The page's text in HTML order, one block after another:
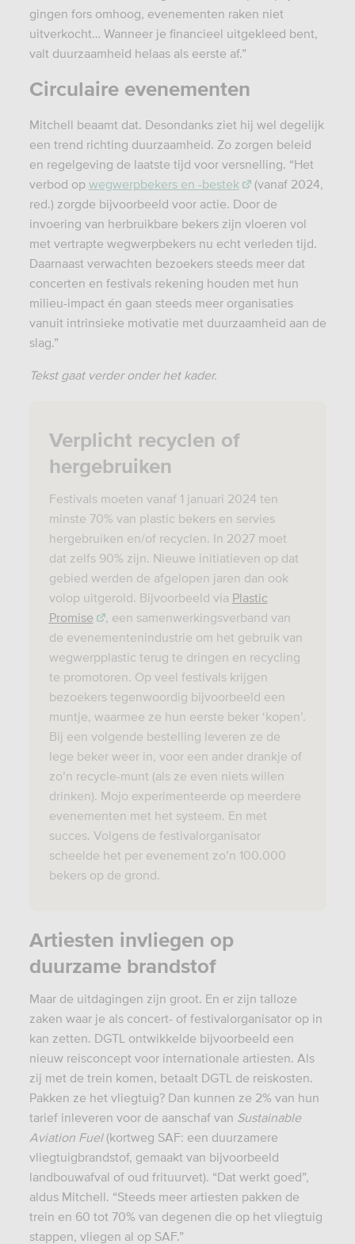
gingen fors omhoog, evenementen raken niet
uitverkocht… Wanneer je financieel uitgekleed bent,
valt duurzaamheid helaas als eerste af.”
Circulaire evenementen
Mitchell beaamt dat. Desondanks ziet hij wel degelijk
een trend richting duurzaamheid. Zo zorgen beleid
en regelgeving de laatste tijd voor versnelling. “Het
verbod op wegwerpbekers en -bestek
(vanaf 2024,
red.) zorgde bijvoorbeeld voor actie. Door de
invoering van herbruikbare bekers zijn vloeren vol
met vertrapte wegwerpbekers nu echt verleden tijd.
Daarnaast verwachten bezoekers steeds meer dat
concerten en festivals rekening houden met hun
milieu-impact én gaan steeds meer organisaties
vanuit intrinsieke motivatie met duurzaamheid aan de
slag.”
Tekst gaat verder onder het kader.
Verplicht recyclen of
hergebruiken
Festivals moeten vanaf 1 januari 2024 ten
minste 70% van plastic bekers en servies
hergebruiken en/of recyclen. In 2027 moet
dat zelfs 90% zijn. Nieuwe initiatieven op dat
gebied werden de afgelopen jaren dan ook
volop uitgerold. Bijvoorbeeld via Plastic
Promise
, een samenwerkingsverband van
de evenementenindustrie om het gebruik van
wegwerpplastic terug te dringen en recycling
te promotoren. Op veel festivals krijgen
bezoekers tegenwoordig bijvoorbeeld een
muntje, waarmee ze hun eerste beker ‘kopen’.
Bij een volgende bestelling leveren ze de
lege beker weer in, voor een ander drankje of
zo’n recycle-munt (als ze even niets willen
drinken). Mojo experimenteerde op meerdere
evenementen met het systeem. En met
succes. Volgens de festivalorganisator
scheelde het per evenement zo’n 100.000
bekers op de grond.
Artiesten invliegen op
duurzame brandstof
Maar de uitdagingen zijn groot. En er zijn talloze
zaken waar je als concert- of festivalorganisator op in
kan zetten. DGTL ontwikkelde bijvoorbeeld een
nieuw reisconcept voor internationale artiesten. Als
zij met de trein komen, betaalt DGTL de reiskosten.
Pakken ze het vliegtuig? Dan kunnen ze 2% van hun
tarief inleveren voor de aanschaf van Sustainable
Aviation Fuel(kortweg SAF: een duurzamere
vliegtuigbrandstof, gemaakt van bijvoorbeeld
landbouwafval of oud frituurvet). “Dat werkt goed”,
aldus Mitchell. “Steeds meer artiesten pakken de
trein en 60 tot 70% van degenen die op het vliegtuig
stappen, vliegen al op SAF.”